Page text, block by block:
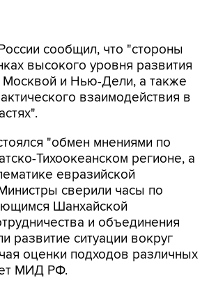
и Нью-Дели, а также
взаимодействия в
"обмен мнениями по
евразийской
сверили часы по
Шанхайской
и объединения
развитие ситуации вокруг
оценки подходов различных
МИД РФ.
Рияде прошли переговоры